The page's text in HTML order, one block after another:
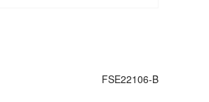
FSE22106-B